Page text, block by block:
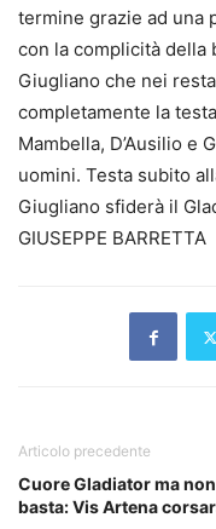
termine grazie ad una
con la complicità della
Giugliano che nei
completamente la
Mambella, D’Ausilio e
uomini. Testa subito
Giugliano sfiderà il
GIUSEPPE BARRETTA
Articolo precedente
Cuore Gladiator ma non
basta: Vis Artena